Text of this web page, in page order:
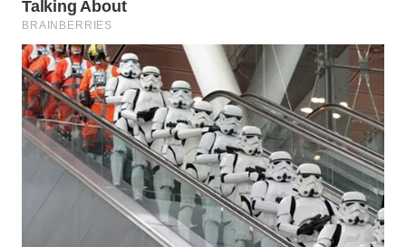
TANGERANG
WN
BINJAI
WN
CIREBON